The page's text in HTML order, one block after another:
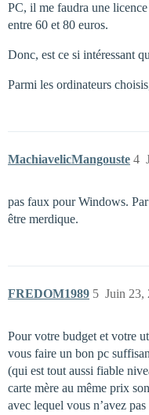
PC, il me faudra une
entre 60 et 80 euros.
Donc, est ce si intéressant
Parmi les ordinateurs
MachiavelicMangouste 4
pas faux pour Windows.
être merdique.
FREDOM1989 Juin 23,
5
Pour votre budget et votre
vous faire un bon pc
(qui est tout aussi fiable
carte mère au même prix
avec lequel vous n’avez